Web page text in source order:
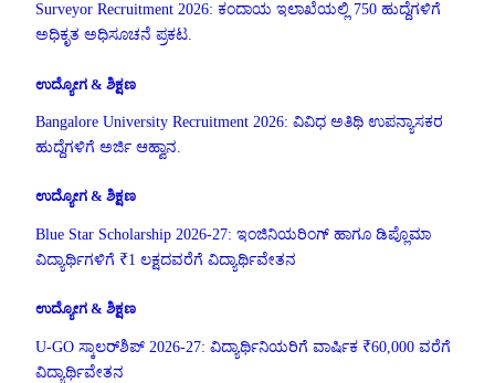
Surveyor Recruitment 2026: ಕಂದಾಯ ಇಲಾಖೆಯಲ್ಲಿ 750 ಹುದ್ದೆಗಳಿಗೆ
ಅಧಿಕೃತ ಅಧಿಸೂಚನೆ ಪ್ರಕಟ.
ಉದ್ಯೋಗ & ಶಿಕ್ಷಣ
Bangalore University Recruitment 2026: ವಿವಿಧ ಅತಿಥಿ ಉಪನ್ಯಾಸಕರ
ಹುದ್ದೆಗಳಿಗೆ ಅರ್ಜಿ ಆಹ್ವಾನ.
ಉದ್ಯೋಗ & ಶಿಕ್ಷಣ
Blue Star Scholarship 2026-27: ಇಂಜಿನಿಯರಿಂಗ್ ಹಾಗೂ ಡಿಪ್ಲೊಮಾ
ವಿದ್ಯಾರ್ಥಿಗಳಿಗೆ ₹1 ಲಕ್ಷದವರೆಗೆ ವಿದ್ಯಾರ್ಥಿವೇತನ
ಉದ್ಯೋಗ & ಶಿಕ್ಷಣ
U-GO ಸ್ಕಾಲರ್‌ಶಿಪ್ 2026-27: ವಿದ್ಯಾರ್ಥಿನಿಯರಿಗೆ ವಾರ್ಷಿಕ ₹60,000 ವರೆಗೆ
ವಿದ್ಯಾರ್ಥಿವೇತನ